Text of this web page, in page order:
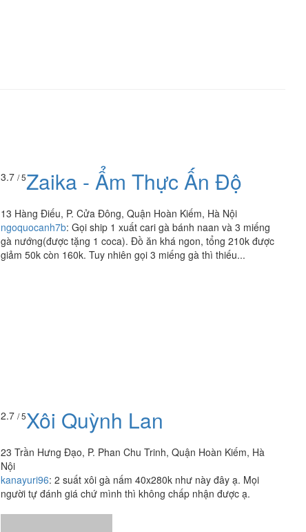
3.7 / 5Zaika - Ẩm Thực Ấn Độ
13 Hàng Điếu, P. Cửa Đông, Quận Hoàn Kiếm, Hà Nội
ngoquocanh7b: Gọi ship 1 xuất cari gà bánh naan và 3 miếng
gà nướng(được tặng 1 coca). Đồ ăn khá ngon, tổng 210k được
giảm 50k còn 160k. Tuy nhiên gọi 3 miếng gà thì thiếu...
2.7 / 5Xôi Quỳnh Lan
23 Trần Hưng Đạo, P. Phan Chu Trinh, Quận Hoàn Kiếm, Hà
Nội
kanayuri96: 2 suất xôi gà nấm 40x280k như này đây ạ. Mọi
người tự đánh giá chứ mình thì không chấp nhận được ạ.